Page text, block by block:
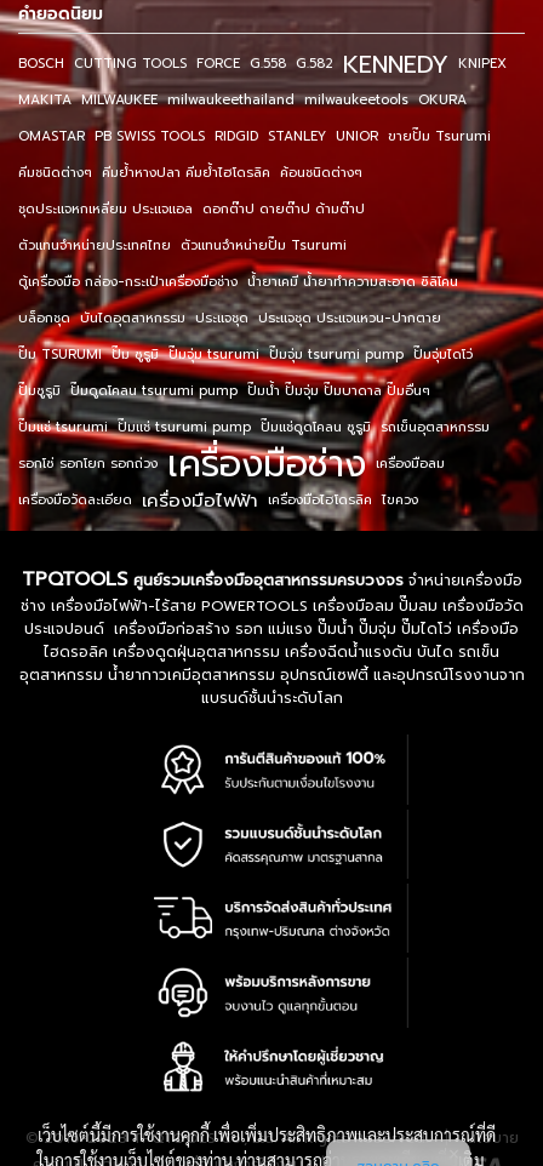
คำยอดนิยม
BOSCH CUTTING TOOLS FORCE G.558 G.582 KENNEDY KNIPEX
MAKITA MILWAUKEE milwaukeethailand milwaukeetools OKURA
OMASTAR PB SWISS TOOLS RIDGID STANLEY UNIOR ขายปั๊ม Tsurumi
คีมชนิดต่างๆ คีมย้ำหางปลา คีมย้ำไฮโดรลิค ค้อนชนิดต่างๆ
ชุดประแจหกเหลี่ยม ประแจแอล ดอกต๊าป ดายต๊าป ด้ามต๊าป
ตัวแทนจำหน่ายประเทศไทย ตัวแทนจำหน่ายปั๊ม Tsurumi
ตู้เครื่องมือ กล่อง-กระเป๋าเครื่องมือช่าง น้ำยาเคมี น้ำยาทำความสะอาด ซิลิโคน
บล็อกชุด บันไดอุตสาหกรรม ประแจชุด ประแจชุด ประแจแหวน-ปากตาย
ปั๊ม TSURUMI ปั๊ม ซูรูมิ ปั๊มจุ่ม tsurumi ปั๊มจุ่ม tsurumi pump ปั๊มจุ่มไดโว่
ปั๊มซูรูมิ ปั๊มดูดโคลน tsurumi pump ปั๊มน้ำ ปั๊มจุ่ม ปั๊มบาดาล ปั๊มอื่นๆ
ปั๊มแช่ tsurumi ปั๊มแช่ tsurumi pump ปั๊มแช่ดูดโคลน ซูรูมิ รถเข็นอุตสาหกรรม
รอกโซ่ รอกโยก รอกถ่วง เครื่องมือช่าง เครื่องมือลม
เครื่องมือวัดละเอียด เครื่องมือไฟฟ้า เครื่องมือไฮโดรลิค ไขควง
TPQTOOLS ศูนย์รวมเครื่องมืออุตสาหกรรมครบวงจรจำหน่ายเครื่องมือ
ช่าง เครื่องมือไฟฟ้า-ไร้สาย POWERTOOLS เครื่องมือลม ปั๊มลม เครื่องมือวัด
ประแจปอนด์ เครื่องมือก่อสร้าง รอก แม่แรง ปั๊มน้ำ ปั๊มจุ่ม ปั๊มไดโว่ เครื่องมือ
ไฮดรอลิค เครื่องดูดฝุ่นอุตสาหกรรม เครื่องฉีดน้ำแรงดัน บันได รถเข็น
อุตสาหกรรม น้ำยากาวเคมีอุตสาหกรรม อุปกรณ์เซฟตี้ และอุปกรณ์โรงงานจาก
แบรนด์ชั้นนำระดับโลก
© 2016-2028 TPQTOOLS Co., Ltd. All Rights Reserved.|นโยบาย
เว็บไซต์นี้มีการใช้งานคุกกี้ เพื่อเพิ่มประสิทธิภาพและประสบการณ์ที่ดี
ในการใช้งานเว็บไซต์ของท่าน ท่านสามารถอ่านรายละเอียดเพิ่มเติม